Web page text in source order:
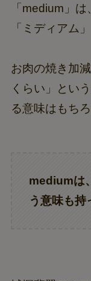
「medium」
「ミディアム」
お肉の焼き加
くらい」とい
る意味はもちろ
mediumは
う意味も持